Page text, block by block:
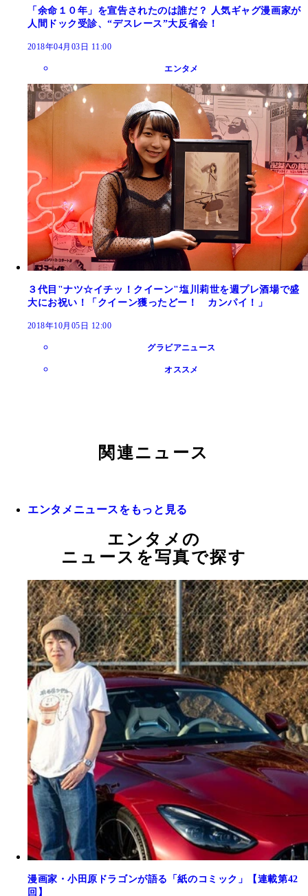
「余命１０年」を宣告されたのは誰だ？ 人気ギャグ漫画家が
人間ドック受診、“デスレース”大反省会！
2018年04月03日 11:00
エンタメ
３代目"ナツ☆イチッ！クイーン"塩川莉世を週プレ酒場で盛
大にお祝い！「クイーン獲ったどー！ カンパイ！」
2018年10月05日 12:00
グラビアニュース
オススメ
関連ニュース
エンタメニュースをもっと見る
エンタメの
ニュースを写真で探す
漫画家・小田原ドラゴンが語る「紙のコミック」【連載第42
回】